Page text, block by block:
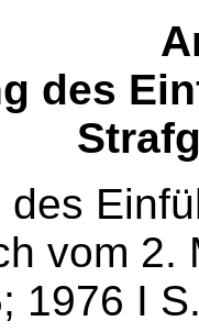
des
des
vom 2.
1976 I